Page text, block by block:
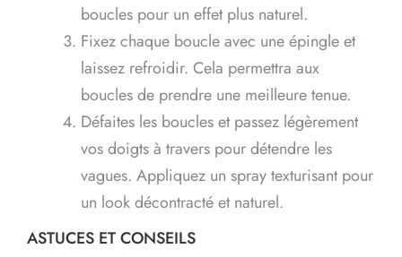
boucles pour un effet plus naturel.
Fixez chaque boucle avec une épingle et
laissez refroidir. Cela permettra aux
boucles de prendre une meilleure tenue.
Défaites les boucles et passez légèrement
vos doigts à travers pour détendre les
vagues. Appliquez un spray texturisant pour
un look décontracté et naturel.
ASTUCES ET CONSEILS